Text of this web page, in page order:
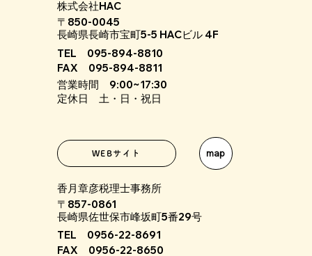
株式会社HAC
〒850-0045
長崎県長崎市宝町5-5 HACビル 4F
TEL 095-894-8810
FAX 095-894-8811
営業時間 9:00~17:30
定休日 土・日・祝日
WEBサイト map
香月章彦税理士事務所
〒857-0861
長崎県佐世保市峰坂町5番29号
TEL 0956-22-8691
FAX 0956-22-8650